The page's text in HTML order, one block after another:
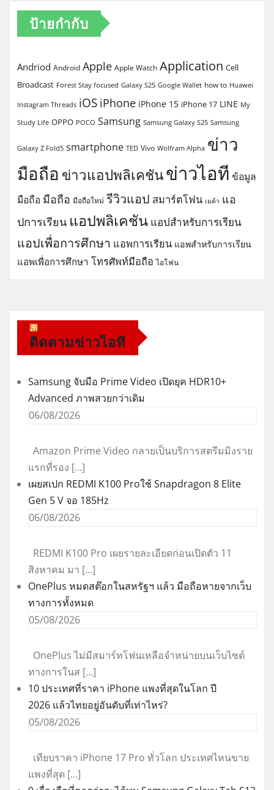
ป้ายกำกับ
Andriod Android Apple Apple Watch Application Cell
Broadcast Forest Stay focused Galaxy S25 Google Wallet how to Huawei
Instagram Threads iOS iPhone iPhone 15 iPhone 17 LINE My
Study Life OPPO POCO Samsung Samsung Galaxy S25 Samsung
Galaxy Z Fold5 smartphone TED Vivo Wolfram Alpha ข่าว
มือถือ ข่าวแอปพลิเคชันข่าวไอที ข้อมูล
มือถือ มือถือ มือถือใหม่ รีวิวแอป สมาร์ตโฟน เมต้า แอ
ปการเรียน แอปพลิเคชัน แอปสำหรับการเรียน
แอปเพื่อการศึกษา แอพการเรียน แอพสำหรับการเรียน
แอพเพื่อการศึกษา โทรศัพท์มือถือ ไอโฟน
ติดตามข่าวไอที
Samsung จับมือ Prime Video เปิดยุค HDR10+
Advanced ภาพสวยกว่าเดิม
06/08/2026
Amazon Prime Video กลายเป็นบริการสตรีมมิงราย
แรกที่รอง […]
เผยสเปก REDMI K100 Proใช้ Snapdragon 8 Elite
Gen 5 V จอ 185Hz
06/08/2026
REDMI K100 Pro เผยรายละเอียดก่อนเปิดตัว 11
สิงหาคม มา […]
OnePlus หมดสต๊อกในสหรัฐฯ แล้ว มือถือหายจากเว็บ
ทางการทั้งหมด
05/08/2026
OnePlus ไม่มีสมาร์ทโฟนเหลือจำหน่ายบนเว็บไซต์
ทางการในส […]
10 ประเทศที่ราคา iPhone แพงที่สุดในโลก ปี
2026 แล้วไทยอยู่อันดับที่เท่าไหร่?
05/08/2026
เทียบราคา iPhone 17 Pro ทั่วโลก ประเทศไหนขาย
แพงที่สุด […]